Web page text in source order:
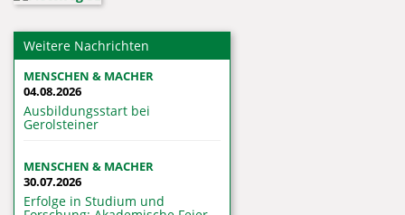
Weitere Nachrichten
MENSCHEN & MACHER
04.08.2026
Ausbildungsstart bei
Gerolsteiner
MENSCHEN & MACHER
30.07.2026
Erfolge in Studium und